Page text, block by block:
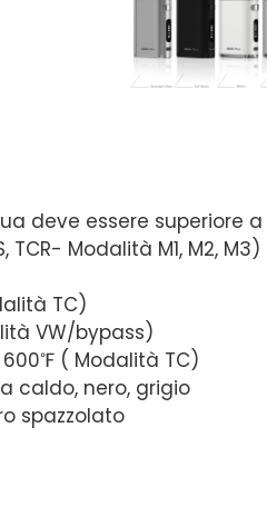
deve essere superiore a
Modalità M1, M2, M3)
TC)
VW/bypass)
( Modalità TC)
caldo, nero, grigio
spazzolato